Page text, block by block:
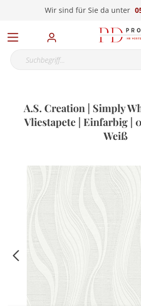
Wir sind für Sie da unter
A.S. Creation | Simply
Vliestapete | Einfarbig |
Weiß